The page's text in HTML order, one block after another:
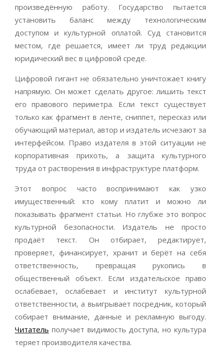
произведённую работу. Государство пытается
установить баланс между технологическим
доступом и культурной оплатой. Суд становится
местом, где решается, имеет ли труд редакции
юридический вес в цифровой среде.
Цифровой гигант не обязательно уничтожает книгу
напрямую. Он может сделать другое: лишить текст
его правового периметра. Если текст существует
только как фрагмент в ленте, сниппет, пересказ или
обучающий материал, автор и издатель исчезают за
интерфейсом. Право издателя в этой ситуации не
корпоративная прихоть, а защита культурного
труда от растворения в инфраструктуре платформ.
Этот вопрос часто воспринимают как узко
имущественный: кто кому платит и можно ли
показывать фрагмент статьи. Но глубже это вопрос
культурной безопасности. Издатель не просто
продаёт текст. Он отбирает, редактирует,
проверяет, финансирует, хранит и берёт на себя
ответственность, превращая рукопись в
общественный объект. Если издательское право
ослабевает, ослабевает и институт культурной
ответственности, а выигрывает посредник, который
собирает внимание, данные и рекламную выгоду.
Читатель получает видимость доступа, но культура
теряет производителя качества.